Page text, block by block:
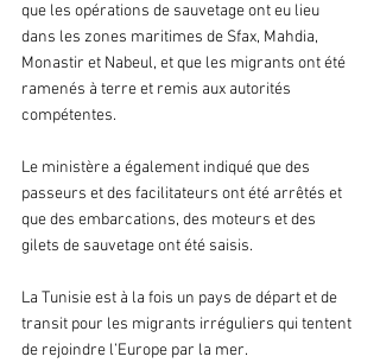
que les opérations de sauvetage ont eu lieu
dans les zones maritimes de Sfax, Mahdia,
Monastir et Nabeul, et que les migrants ont été
ramenés à terre et remis aux autorités
compétentes.
Le ministère a également indiqué que des
passeurs et des facilitateurs ont été arrêtés et
que des embarcations, des moteurs et des
gilets de sauvetage ont été saisis.
La Tunisie est à la fois un pays de départ et de
transit pour les migrants irréguliers qui tentent
de rejoindre l’Europe par la mer.